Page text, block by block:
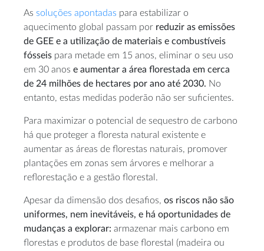
As soluções apontadas para estabilizar o
aquecimento global passam por reduzir as emissões
de GEE e a utilização de materiais e combustíveis
fósseis para metade em 15 anos, eliminar o seu uso
em 30 anos e aumentar a área florestada em cerca
de 24 milhões de hectares por ano até 2030. No
entanto, estas medidas poderão não ser suficientes.
Para maximizar o potencial de sequestro de carbono
há que proteger a floresta natural existente e
aumentar as áreas de florestas naturais, promover
plantações em zonas sem árvores e melhorar a
reflorestação e a gestão florestal.
Apesar da dimensão dos desafios, os riscos não são
uniformes, nem inevitáveis, e há oportunidades de
mudanças a explorar: armazenar mais carbono em
florestas e produtos de base florestal (madeira ou